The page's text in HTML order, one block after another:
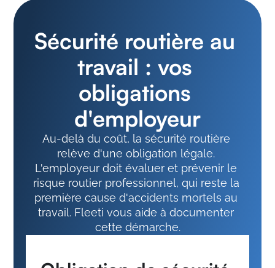
Sécurité routière au
travail : vos
obligations
d'employeur
Au-delà du coût, la sécurité routière
relève d'une obligation légale.
L'employeur doit évaluer et prévenir le
risque routier professionnel, qui reste la
première cause d'accidents mortels au
travail. Fleeti vous aide à documenter
cette démarche.